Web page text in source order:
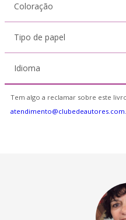
Coloração
Tipo de papel
Idioma
Tem algo a reclamar sobre este